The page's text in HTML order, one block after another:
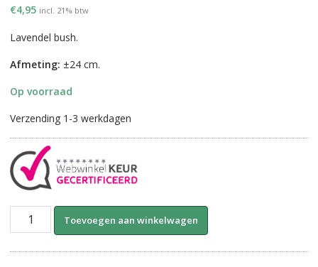
€4,95 incl. 21% btw
Lavendel bush.
Afmeting: ±24 cm.
Op voorraad
Verzending 1-3 werkdagen
Lavendel
Bush
Toevoegen aan winkelwagen